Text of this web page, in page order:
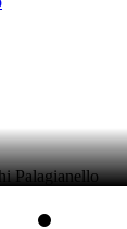
Palagianello